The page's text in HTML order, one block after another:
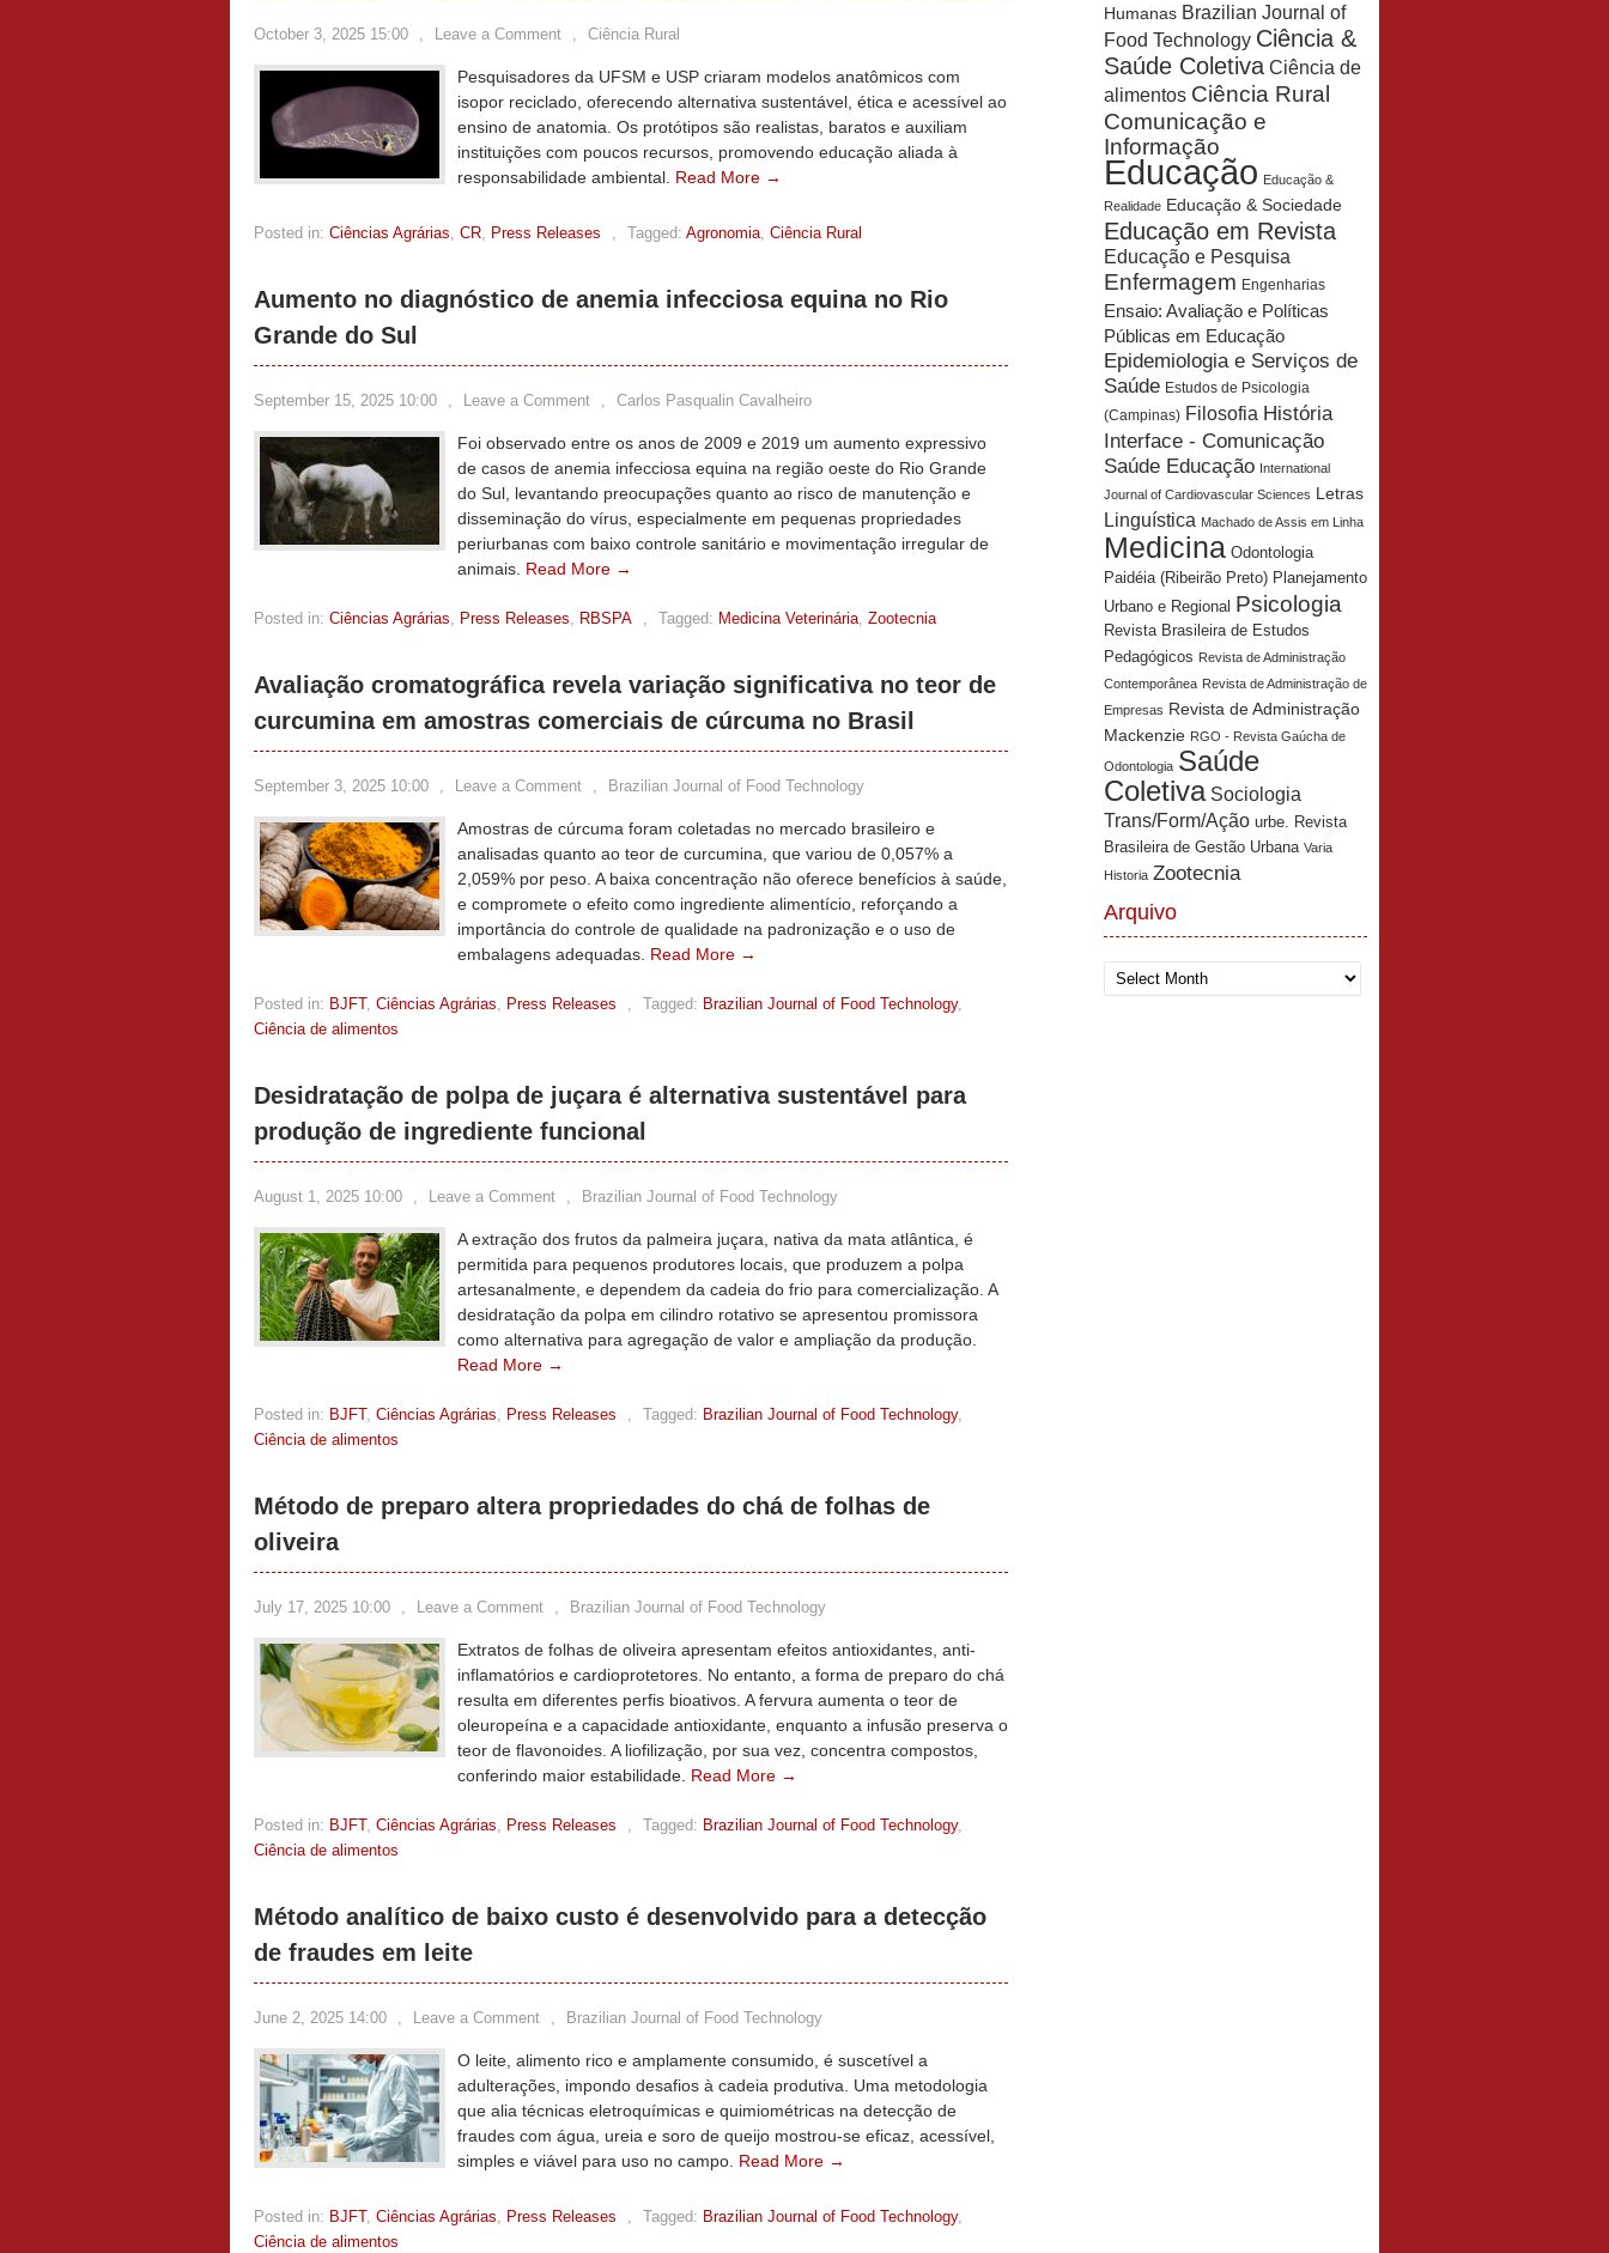
October 3, 2025 15:00 , Leave a Comment , Ciência Rural
Pesquisadores da UFSM e USP criaram modelos anatômicos com
isopor reciclado, oferecendo alternativa sustentável, ética e acessível ao
ensino de anatomia. Os protótipos são realistas, baratos e auxiliam
instituições com poucos recursos, promovendo educação aliada à
responsabilidade ambiental. Read More →
Posted in: Ciências Agrárias, CR, Press Releases , Tagged: Agronomia, Ciência Rural
Aumento no diagnóstico de anemia infecciosa equina no Rio
Grande do Sul
September 15, 2025 10:00 , Leave a Comment , Carlos Pasqualin Cavalheiro
Foi observado entre os anos de 2009 e 2019 um aumento expressivo
de casos de anemia infecciosa equina na região oeste do Rio Grande
do Sul, levantando preocupações quanto ao risco de manutenção e
disseminação do vírus, especialmente em pequenas propriedades
periurbanas com baixo controle sanitário e movimentação irregular de
animais. Read More →
Posted in: Ciências Agrárias, Press Releases, RBSPA , Tagged: Medicina Veterinária, Zootecnia
Avaliação cromatográfica revela variação significativa no teor de
curcumina em amostras comerciais de cúrcuma no Brasil
September 3, 2025 10:00 , Leave a Comment , Brazilian Journal of Food Technology
Amostras de cúrcuma foram coletadas no mercado brasileiro e
analisadas quanto ao teor de curcumina, que variou de 0,057% a
2,059% por peso. A baixa concentração não oferece benefícios à saúde,
e compromete o efeito como ingrediente alimentício, reforçando a
importância do controle de qualidade na padronização e o uso de
embalagens adequadas. Read More →
Posted in: BJFT, Ciências Agrárias, Press Releases , Tagged: Brazilian Journal of Food Technology,
Ciência de alimentos
Desidratação de polpa de juçara é alternativa sustentável para
produção de ingrediente funcional
August 1, 2025 10:00 , Leave a Comment , Brazilian Journal of Food Technology
A extração dos frutos da palmeira juçara, nativa da mata atlântica, é
permitida para pequenos produtores locais, que produzem a polpa
artesanalmente, e dependem da cadeia do frio para comercialização. A
desidratação da polpa em cilindro rotativo se apresentou promissora
como alternativa para agregação de valor e ampliação da produção.
Read More →
Posted in: BJFT, Ciências Agrárias, Press Releases , Tagged: Brazilian Journal of Food Technology,
Ciência de alimentos
Método de preparo altera propriedades do chá de folhas de
oliveira
July 17, 2025 10:00 , Leave a Comment , Brazilian Journal of Food Technology
Extratos de folhas de oliveira apresentam efeitos antioxidantes, anti-
inflamatórios e cardioprotetores. No entanto, a forma de preparo do chá
resulta em diferentes perfis bioativos. A fervura aumenta o teor de
oleuropeína e a capacidade antioxidante, enquanto a infusão preserva o
teor de flavonoides. A liofilização, por sua vez, concentra compostos,
conferindo maior estabilidade. Read More →
Posted in: BJFT, Ciências Agrárias, Press Releases , Tagged: Brazilian Journal of Food Technology,
Ciência de alimentos
Método analítico de baixo custo é desenvolvido para a detecção
de fraudes em leite
June 2, 2025 14:00 , Leave a Comment , Brazilian Journal of Food Technology
O leite, alimento rico e amplamente consumido, é suscetível a
adulterações, impondo desafios à cadeia produtiva. Uma metodologia
que alia técnicas eletroquímicas e quimiométricas na detecção de
fraudes com água, ureia e soro de queijo mostrou-se eficaz, acessível,
simples e viável para uso no campo. Read More →
Posted in: BJFT, Ciências Agrárias, Press Releases , Tagged: Brazilian Journal of Food Technology,
Ciência de alimentos
Humanas Brazilian Journal of
Food Technology Ciência &
Saúde Coletiva Ciência de
alimentos Ciência Rural
Comunicação e
Informação
Educação Educação &
Realidade Educação & Sociedade
Educação em Revista
Educação e Pesquisa
Enfermagem Engenharias
Ensaio: Avaliação e Políticas
Públicas em Educação
Epidemiologia e Serviços de
Saúde Estudos de Psicologia
(Campinas) Filosofia História
Interface - Comunicação
Saúde Educação International
Journal of Cardiovascular Sciences Letras
Linguística Machado de Assis em Linha
Medicina Odontologia
Paidéia (Ribeirão Preto) Planejamento
Urbano e Regional Psicologia
Revista Brasileira de Estudos
Pedagógicos Revista de Administração
Contemporânea Revista de Administração de
Empresas Revista de Administração
Mackenzie RGO - Revista Gaúcha de
Odontologia Saúde
Coletiva Sociologia
Trans/Form/Ação urbe. Revista
Brasileira de Gestão Urbana Varia
Historia Zootecnia
Arquivo
Arquivo